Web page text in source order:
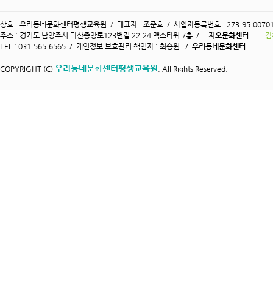
상호 : 우리동네문화센터평생교육원 / 대표자 : 조준호 / 사업자등록번호 : 273-95-
주소 : 경기도 남양주시 다산중앙로123번길 22-24 맥스타워 7층 /
지오문화센터
TEL : 031-565-6565 / 개인정보 보호관리 책임자 : 최승원 / 우리동네문화센터
COPYRIGHT (C) 우리동네문화센터평생교육원 . All Rights Reserved.